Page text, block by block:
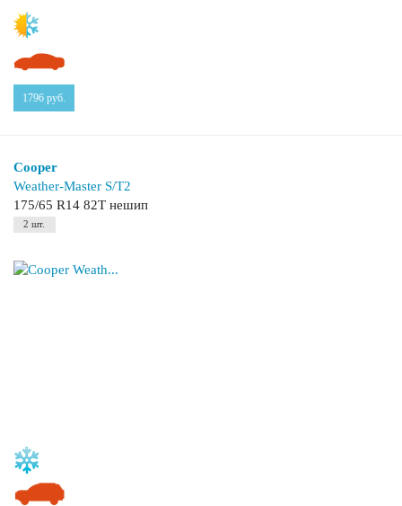
1796 руб.
Cooper
Weather-Master S/T2
175/65 R14 82T нешип
2 шт.